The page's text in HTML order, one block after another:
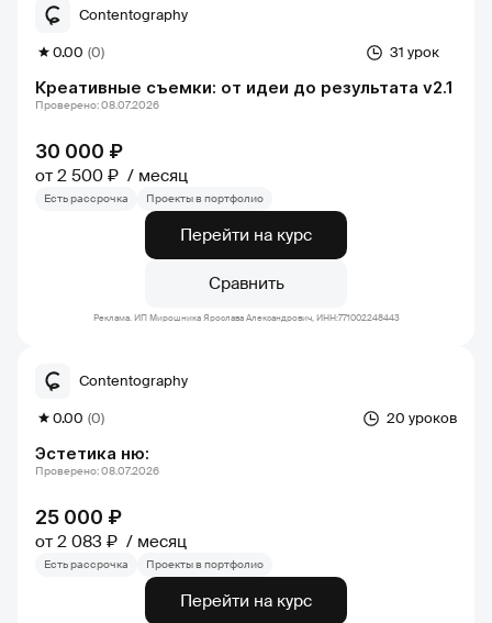
Креативные съемки: от идеи до результата v2.1
31 урок
0.00 (0)
Contentography
30 000 ₽
от 2 500 ₽ месяц
Проверено: 08.07.2026
Есть рассрочка Проекты в портфолио
Перейти на курс
Сравнить
Реклама. ИП Мирошника Ярослава Александрович, ИНН:771002248443
Эстетика ню:
20 уроков
0.00 (0)
Contentography
25 000 ₽
от 2 083 ₽ месяц
Проверено: 08.07.2026
Есть рассрочка Проекты в портфолио
Перейти на курс